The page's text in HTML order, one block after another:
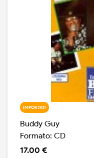
IMPORTATI
Buddy Guy
Formato: CD
17.00 €